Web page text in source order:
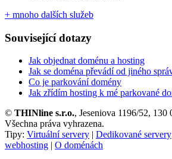
+ mnoho dalších služeb
Související dotazy
Jak objednat doménu a hosting
Jak se doména převádí od jiného
Co je parkování domény
Jak zřídím hosting k mé parkované
© THINline s.r.o., Jeseniova 1196/52, 130
Všechna práva vyhrazena.
Tipy: Virtuální servery | Dedikované servery
webhosting | O doménách